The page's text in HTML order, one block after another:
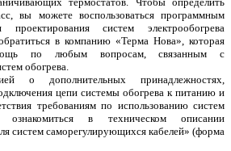
вы можете воспользоваться программным
проектирования систем электрообогрева
в компанию «Терма Нова», которая
по любым вопросам, связанным с
обогрева.
о дополнительных принадлежностях,
цепи системы обогрева к питанию и
требованиям по использованию систем
в техническом описании
систем саморегулирующихся кабелей» (форма